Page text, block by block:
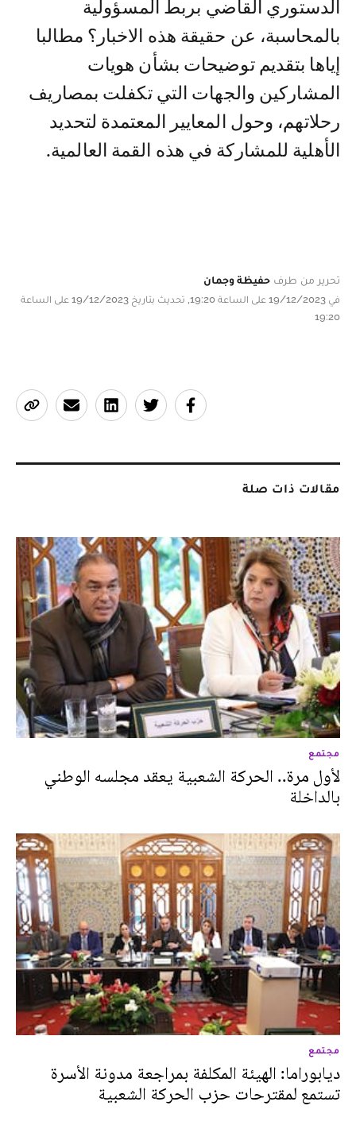
الدستوري القاضي بربط المسؤولية
بالمحاسبة، عن حقيقة هذه الاخبار؟ مطالبا
إياها بتقديم توضيحات بشأن هويات
المشاركين والجهات التي تكفلت بمصاريف
رحلاتهم، وحول المعايير المعتمدة لتحديد
الأهلية للمشاركة في هذه القمة العالمية.
تحرير من طرف حفيظة وجمان
في 19/12/2023 على الساعة 19:20, تحديث بتاريخ 19/12/2023 على الساعة
19:20
مقالات ذات صلة
مجتمع
لأول مرة.. الحركة الشعبية يعقد مجلسه الوطني
بالداخلة
مجتمع
ديابوراما: الهيئة المكلفة بمراجعة مدونة الأسرة
تستمع لمقترحات حزب الحركة الشعبية